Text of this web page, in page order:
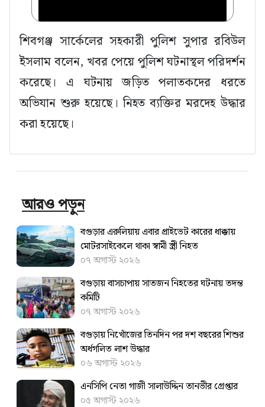
শিবগঞ্জ সার্কেলের সহকারী পুলিশ সুপার রবিউল
ইসলাম বলেন, খবর পেয়ে পুলিশ ঘটনাস্থল পরিদর্শন
করেছে। এ ঘটনায় জড়িত পলাতকদের ধরতে
অভিযান শুরু হয়েছে। নিহত ব্যক্তির মরদেহ উদ্ধার
করা হয়েছে।
আরও পড়ুন
বগুড়ার এরুলিয়ায় এবার প্রাইভেট কারের ধাক্কায়
মোটরসাইকেলে থাকা স্বামী স্ত্রী নিহত
০৭ অগাস্ট ২০২৬
বগুড়ায় বাসচাপায় সাতজন নিহতের ঘটনায় তদন্ত
কমিটি
০৭ অগাস্ট ২০২৬
বগুড়ায় নিখোঁজের তিনদিন পর দশ বছরের শিশুর
অর্ধগলিত লাশ উদ্ধার
০৬ অগাস্ট ২০২৬
এনসিপি নেতা গাজী সালাউদ্দিন তানভীর গ্রেপ্তার
০৫ অগাস্ট ২০২৬